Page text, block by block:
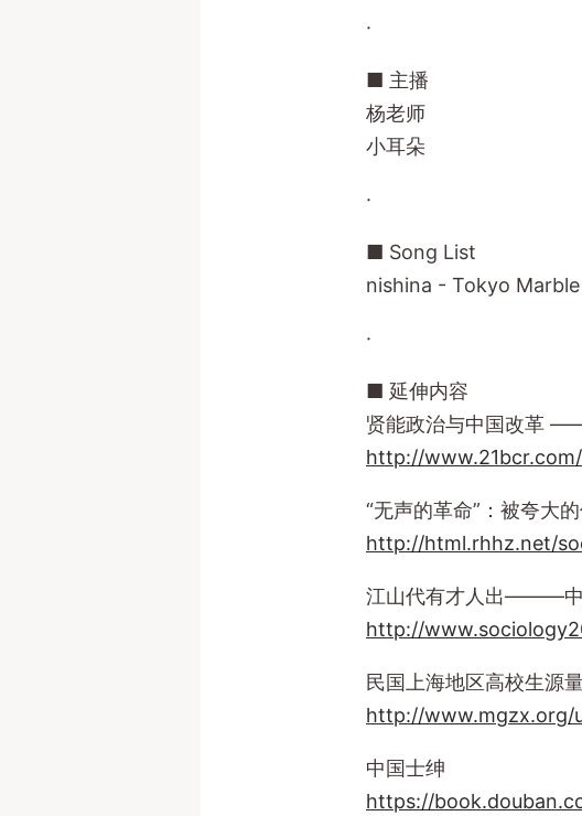
·
■ 主播
杨老师
小耳朵
·
■ Song List
nishina - Tokyo Marble
·
■ 延伸内容
贤能政治与中国改革
http://
“无声的革命”：被夸大
http://html.rhhz.net/
江山代有才人出———中
http://
民国上海地区高校生源
http://www.mgzx.org/
中国士绅
https://